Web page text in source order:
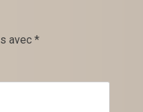
avec *